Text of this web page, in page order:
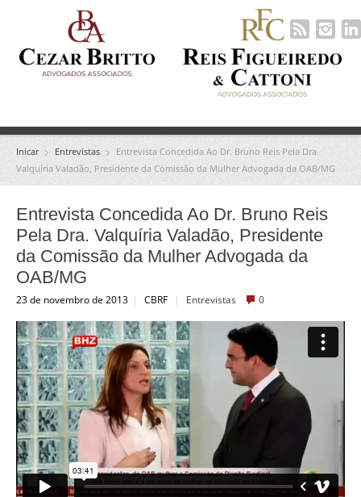
Inicar Entrevistas
Entrevista Concedida Ao Dr. Bruno Reis Pela Dra.
Valquíria Valadão, Presidente da Comissão da Mulher Advogada da OAB/MG
Entrevista Concedida Ao Dr. Bruno Reis
Pela Dra. Valquíria Valadão, Presidente
da Comissão da Mulher Advogada da
OAB/MG
23 de novembro de 2013 | CBRF | Entrevistas 0